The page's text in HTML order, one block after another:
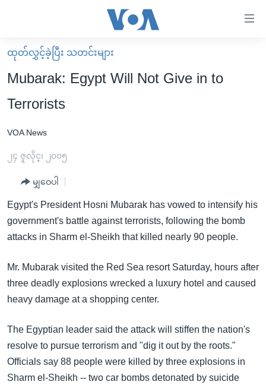
လွယ်ကူ
စေ
သည့်
များ
ပင်မ
ကျော်
ကြည့်
ရန်
အ
ညွန်း
စာမျက်နှာ
ကျော်
ကြည့်
ရန်
ရှာဖွေ
မူလစာမျက်နှာ
မြန်မာ
ကမ္ဘာ့သတင်းများ
အစ္စရေး-ပါလက်စတိုင်း
အင်္ဂလိပ်စာလေ့လာမယ်
အမေရိကန်သုံးအီဒီယံ
မကြေးမုံရဲ့ အင်္ဂလိပ်စာ
အပတ်စဉ်ကဏ္ဍများ
ရေဒီယို
ရေဒီယိုနှင့်ရုပ်သံ အချက်အလက်များ
Learning English
ဘာသာစကားများ
ထုတ်လွှင့်ခဲ့ပြီး သတင်းများ
Mubarak: Egypt Will Not Give in to
Terrorists
VOA News
၂၄ ဇူလိုင္၊ ၂၀၀၅
မျှဝေပါ
Egypt's President Hosni Mubarak has vowed to intensify his
government's battle against terrorists, following the bomb
attacks in Sharm el-Sheikh that killed nearly 90 people.
Mr. Mubarak visited the Red Sea resort Saturday, hours after
three deadly explosions wrecked a luxury hotel and caused
heavy damage at a shopping center.
The Egyptian leader said the attack will stiffen the nation's
resolve to pursue terrorism and "dig it out by the roots."
Officials say 88 people were killed by three explosions in
Sharm el-Sheikh -- two car bombs detonated by suicide